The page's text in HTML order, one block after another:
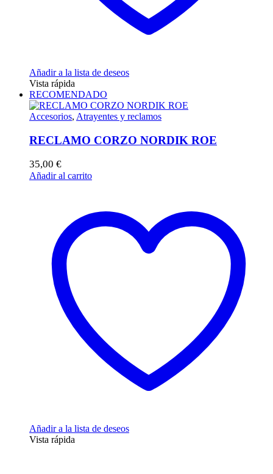
Añadir a la lista de deseos
Vista rápida
RECOMENDADO
Accesorios, Atrayentes y reclamos
RECLAMO CORZO NORDIK ROE
35,00 €
Añadir al carrito
Añadir a la lista de deseos
Vista rápida